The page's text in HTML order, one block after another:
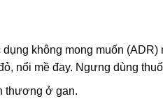
không mong muốn (ADR)
nổi mề đay. Ngưng dùng
thương ở gan.